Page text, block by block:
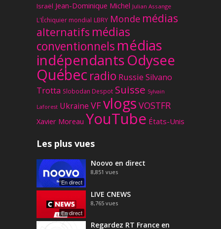
Israël Jean-Dominique Michel Julian Assange
L'Échiquier mondial LBRY Monde médias
alternatifs médias
conventionnels médias
indépendantsOdysee
Québec radio Russie Silvano
Trotta Slobodan Despot Suisse Sylvain
Laforest Ukraine VFvlogs VOSTFR
Xavier Moreau YouTube États-Unis
Les plus vues
En direct
Noovo en direct
8,851 vues
En direct
LIVE CNEWS
8,765 vues
Regardez RT France en